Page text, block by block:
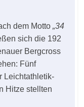
dem Motto„34
sich die 192
Bergcross
Fünf
Leichtathletik-
Hitze stellten